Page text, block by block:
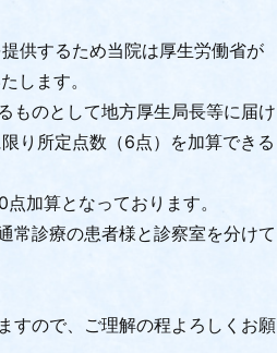
供するため当院は厚生労働省が
します。
ものとして地方厚生局長等に届け
り所定点数（6点）を加算できる
加算となっております。
常診療の患者様と診察室を分けて
すので、ご理解の程よろしくお願